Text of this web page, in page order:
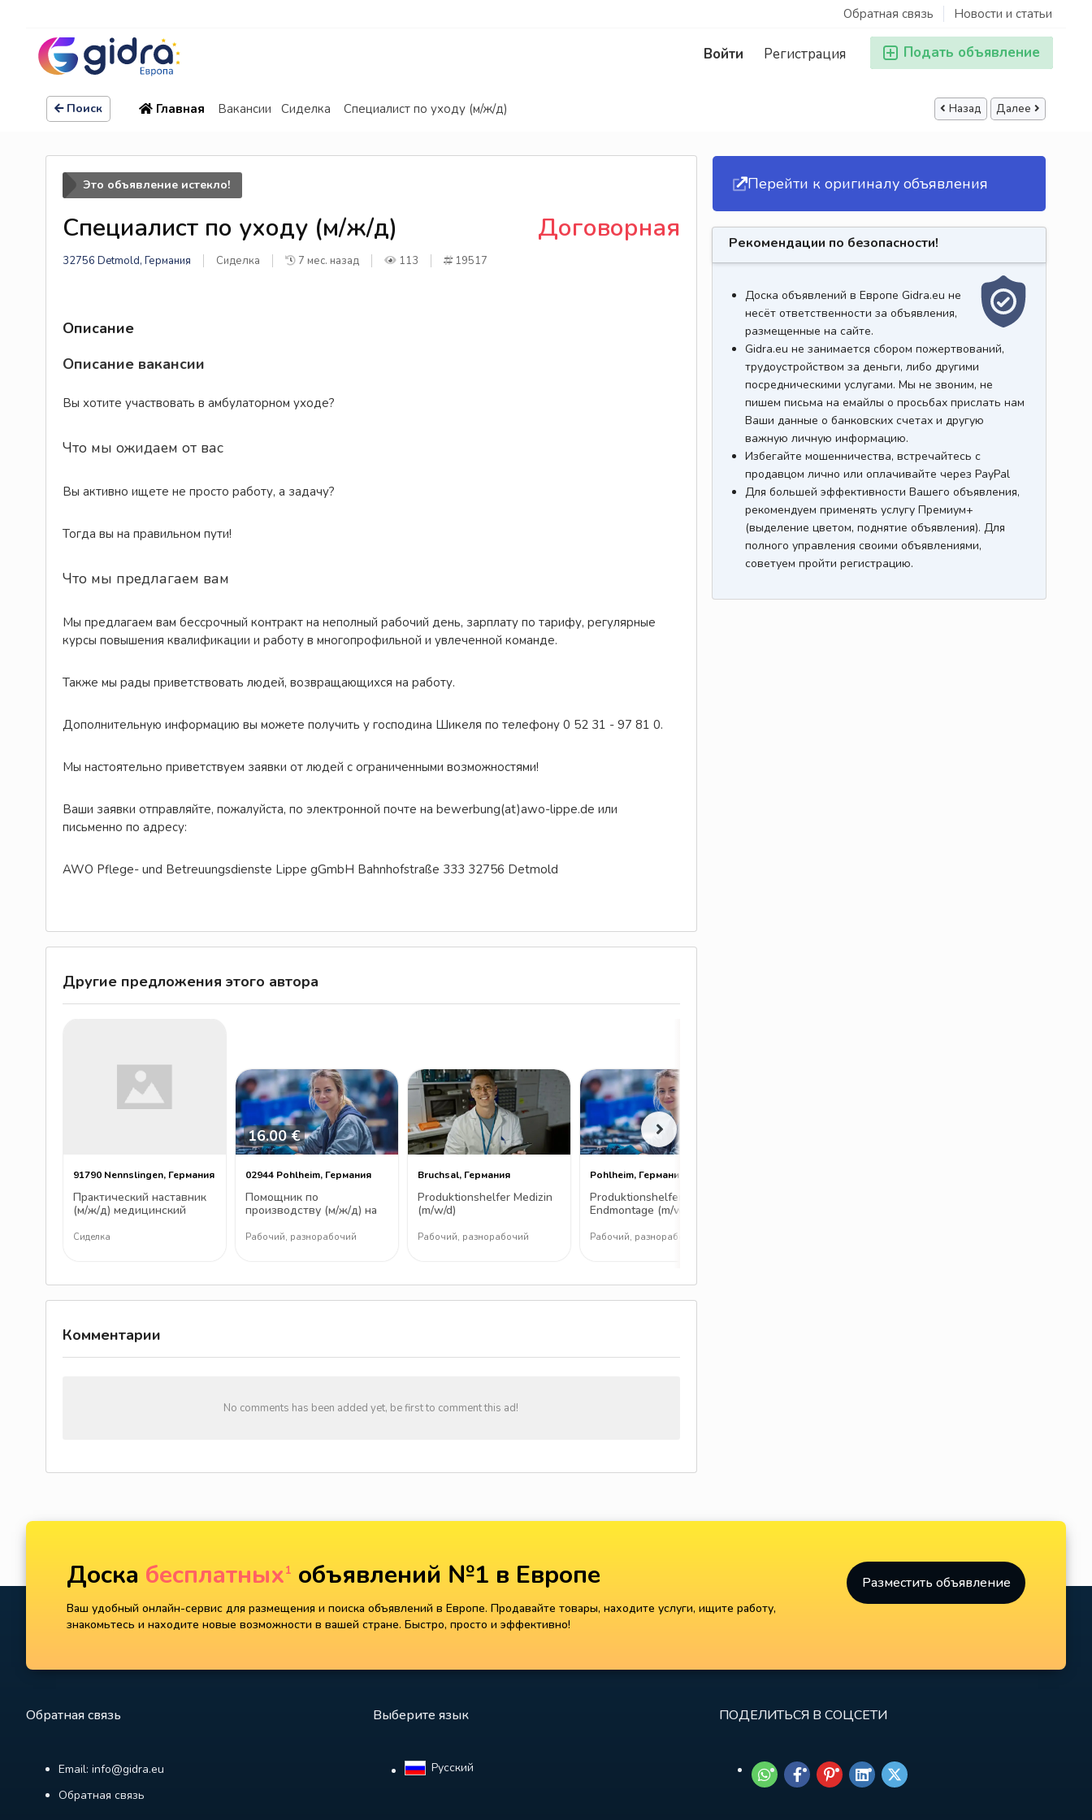
Новости и статьи
Обратная связь
Подать объявление
Регистрация
Войти
Поиск Главная Вакансии Сиделка Специалист по уходу (м/ж/д) Назад Далее
Это объявление истекло!
Договорная
Специалист по уходу (м/ж/д)
32756 Detmold, Германия Сиделка 7 мес. назад 113 19517
Описание
Описание вакансии
Вы хотите участвовать в амбулаторном уходе?
Что мы ожидаем от вас
Вы активно ищете не просто работу, а задачу?
Тогда вы на правильном пути!
Что мы предлагаем вам
Мы предлагаем вам бессрочный контракт на неполный рабочий день, зарплату по тарифу, регулярные
курсы повышения квалификации и работу в многопрофильной и увлеченной команде.
Также мы рады приветствовать людей, возвращающихся на работу.
Дополнительную информацию вы можете получить у господина Шикеля по телефону 0 52 31 - 97 81 0.
Мы настоятельно приветствуем заявки от людей с ограниченными возможностями!
Ваши заявки отправляйте, пожалуйста, по электронной почте на bewerbung(at)awo-lippe.de или
письменно по адресу:
AWO Pflege- und Betreuungsdienste Lippe gGmbH Bahnhofstraße 333 32756 Detmold
Другие предложения этого автора
91790 Nennslingen, Германия
Практический наставник
(м/ж/д) медицинский
Сиделка
16.00 €
02944 Pohlheim, Германия
Помощник по
производству (м/ж/д) на
Рабочий, разнорабочий
Bruchsal, Германия
Produktionshelfer Medizin
(m/w/d)
Рабочий, разнорабочий
Pohlheim, Германия
Produktionshelfer
Endmontage (m/w/d)
Рабочий, разнорабочий
Комментарии
No comments has been added yet, be first to comment this ad!
Перейти к оригиналу объявления
Рекомендации по безопасности!
Доска объявлений в Европе Gidra.eu не
несёт ответственности за объявления,
размещенные на сайте.
Gidra.eu не занимается сбором пожертвований,
трудоустройством за деньги, либо другими
посредническими услугами. Мы не звоним, не
пишем письма на емайлы о просьбах прислать нам
Ваши данные о банковских счетах и другую
важную личную информацию.
Избегайте мошенничества, встречайтесь с
продавцом лично или оплачивайте через PayPal
Для большей эффективности Вашего объявления,
рекомендуем применять услугу Премиум+
(выделение цветом, поднятие объявления). Для
полного управления своими объявлениями,
советуем пройти регистрацию.
Доска бесплатных1 объявлений №1 в Европе
Ваш удобный онлайн-сервис для размещения и поиска объявлений в Европе. Продавайте товары, находите услуги, ищите работу,
знакомьтесь и находите новые возможности в вашей стране. Быстро, просто и эффективно!
Разместить объявление
Обратная связь
Email: info@gidra.eu
Обратная связь
Выберите язык
Русский‎
ПОДЕЛИТЬСЯ В СОЦСЕТИ